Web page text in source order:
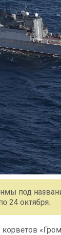
под
24 октября.